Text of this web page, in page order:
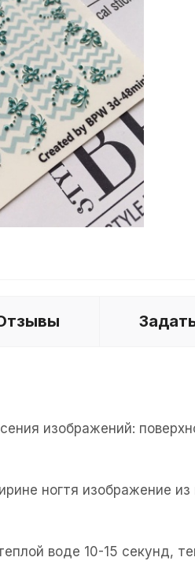
изображений:
ногтя изображение
воде 10-15 секунд,